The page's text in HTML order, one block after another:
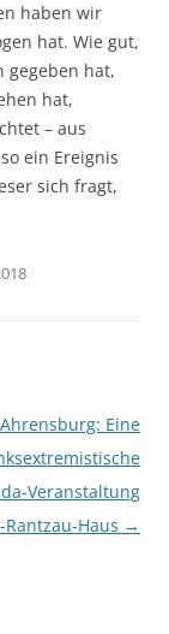
haben wir
hat. Wie gut,
gegeben hat,
hat,
– aus
ein Ereignis
sich fragt,
Eine
Veranstaltung
Rantzau-Haus →